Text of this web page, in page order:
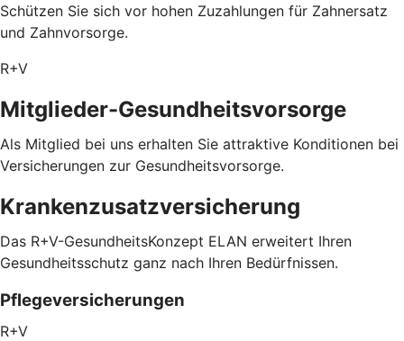
Schützen Sie sich vor hohen Zuzahlungen für Zahnersatz
und Zahnvorsorge.
R+V
Mitglieder-Gesundheitsvorsorge
Als Mitglied bei uns erhalten Sie attraktive Konditionen bei
Versicherungen zur Gesundheitsvorsorge.
Krankenzusatzversicherung
Das R+V-GesundheitsKonzept ELAN erweitert Ihren
Gesundheitsschutz ganz nach Ihren Bedürfnissen.
Pflegeversicherungen
R+V